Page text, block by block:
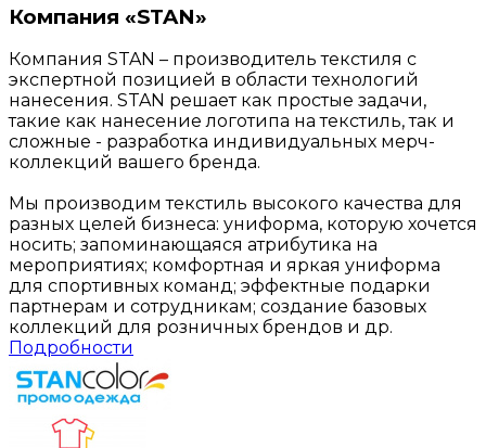
Компания «STAN»
Компания STAN – производитель текстиля с
экспертной позицией в области технологий
нанесения. STAN решает как простые задачи,
такие как нанесение логотипа на текстиль, так и
сложные - разработка индивидуальных мерч-
коллекций вашего бренда.
Мы производим текстиль высокого качества для
разных целей бизнеса: униформа, которую хочется
носить; запоминающаяся атрибутика на
мероприятиях; комфортная и яркая униформа
для спортивных команд; эффектные подарки
партнерам и сотрудникам; создание базовых
коллекций для розничных брендов и др.
Подробности